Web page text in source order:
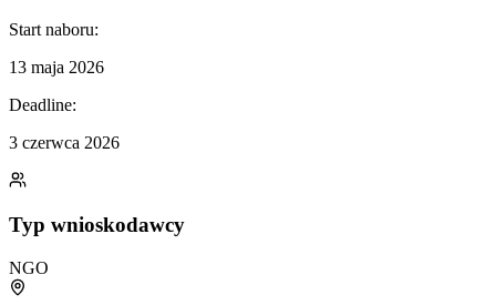
Start naboru:
13 maja 2026
Deadline:
3 czerwca 2026
Typ wnioskodawcy
NGO